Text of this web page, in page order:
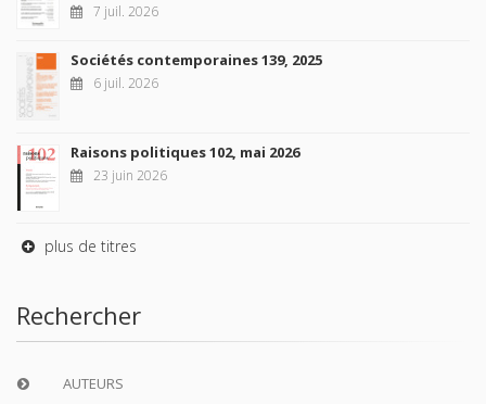
7 juil. 2026
Sociétés contemporaines 139, 2025
6 juil. 2026
Raisons politiques 102, mai 2026
23 juin 2026
plus de titres
Rechercher
AUTEURS